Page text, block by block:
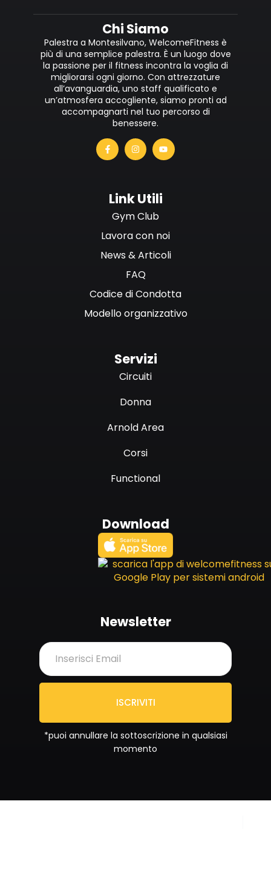
Chi Siamo
Palestra a Montesilvano, WelcomeFitness è
più di una semplice palestra. È un luogo dove
la passione per il fitness incontra la voglia di
migliorarsi ogni giorno. Con attrezzature
all’avanguardia, uno staff qualificato e
un’atmosfera accogliente, siamo pronti ad
accompagnarti nel tuo percorso di
benessere.
Link Utili
Gym Club
Lavora con noi
News & Articoli
FAQ
Codice di Condotta
Modello organizzativo
Servizi
Circuiti
Donna
Arnold Area
Corsi
Functional
Download
Newsletter
ISCRIVITI
*puoi annullare la sottoscrizione in qualsiasi
momento